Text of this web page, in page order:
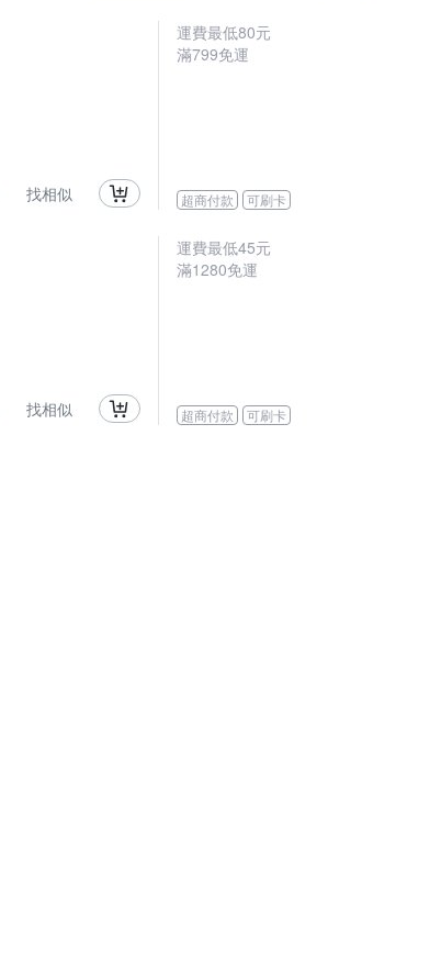
找相似
運費最低80元
滿799免運
超商付款 可刷卡
找相似
運費最低45元
滿1280免運
超商付款 可刷卡